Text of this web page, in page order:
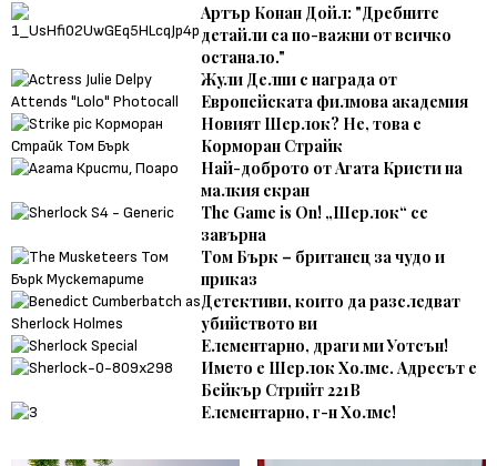
Артър Конан Дойл: "Дребните
детайли са по-важни от всичко
останало."
Жули Делпи с награда от
Европейската филмова академия
Новият Шерлок? Не, това е
Корморан Страйк
Най-доброто от Агата Кристи на
малкия екран
The Game is On! „Шерлок“ се
завърна
Том Бърк – британец за чудо и
приказ
Детективи, които да разследват
убийството ви
Елементарно, драги ми Уотсън!
Името е Шерлок Холмс. Адресът е
Бейкър Стрийт 221В
Елементарно, г-н Холмс!